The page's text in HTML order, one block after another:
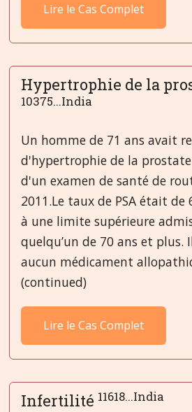
Lire le Cas Complet
Hypertrophie de la
10375...India
Un homme de 71 ans avait
d'hypertrophie de la
d'un examen de santé de
2011.Le taux de PSA était
à une limite supérieure
quelqu’un de 70 ans et plus.
aucun médicament
(continued)
Lire le Cas Complet
Infertilité 11618...India